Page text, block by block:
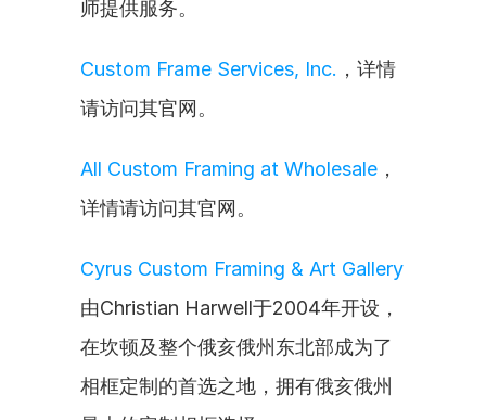
师提供服务。
Custom Frame Services, Inc. ，详情
请访问其官网。
All Custom Framing at Wholesale ，
详情请访问其官网。
Cyrus Custom Framing & Art Gallery
由Christian Harwell于2004年开设，
在坎顿及整个俄亥俄州东北部成为了
相框定制的首选之地，拥有俄亥俄州